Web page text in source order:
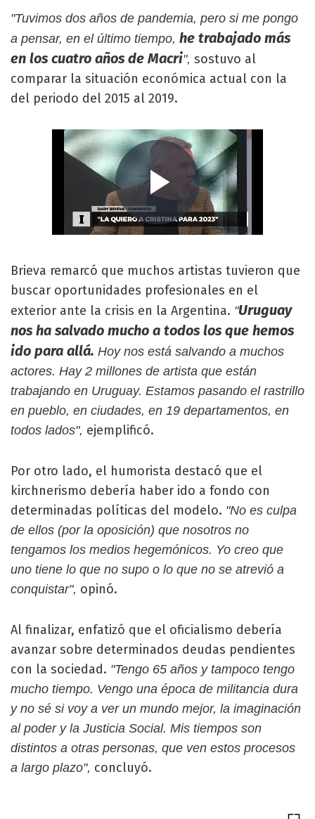
"Tuvimos dos años de pandemia, pero si me pongo
a pensar, en el último tiempo, he trabajado más
en los cuatro años de Macri", sostuvo al
comparar la situación económica actual con la
del periodo del 2015 al 2019.
Brieva remarcó que muchos artistas tuvieron que
buscar oportunidades profesionales en el
exterior ante la crisis en la Argentina. "Uruguay
nos ha salvado mucho a todos los que hemos
ido para allá. Hoy nos está salvando a muchos
actores. Hay 2 millones de artista que están
trabajando en Uruguay. Estamos pasando el rastrillo
en pueblo, en ciudades, en 19 departamentos, en
todos lados", ejemplificó.
Por otro lado, el humorista destacó que el
kirchnerismo debería haber ido a fondo con
determinadas políticas del modelo. "No es culpa
de ellos (por la oposición) que nosotros no
tengamos los medios hegemónicos. Yo creo que
uno tiene lo que no supo o lo que no se atrevió a
conquistar", opinó.
Al finalizar, enfatizó que el oficialismo debería
avanzar sobre determinados deudas pendientes
con la sociedad. "Tengo 65 años y tampoco tengo
mucho tiempo. Vengo una época de militancia dura
y no sé si voy a ver un mundo mejor, la imaginación
al poder y la Justicia Social. Mis tiempos son
distintos a otras personas, que ven estos procesos
a largo plazo", concluyó.